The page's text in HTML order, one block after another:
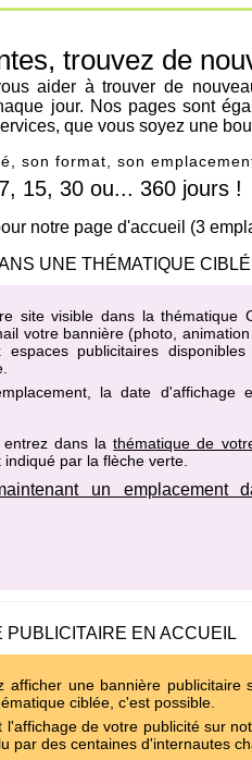
trouvez de
aider à trouver de
jour. Nos pages sont
que vous soyez une
son format, son
15, 30 ou... 360 jours !
notre page d'accueil (3
UNE THÉMATIQUE
site visible dans la thématique
votre bannière (photo,
espaces publicitaires
la date
entrez dans lathématique de
par la flèche verte.
un emplacement
EN ACCUEIL
afficher une bannière publicitaire
ciblée, c'est possible.
l'affichage de votre publicité sur
par des centaines d'internautes